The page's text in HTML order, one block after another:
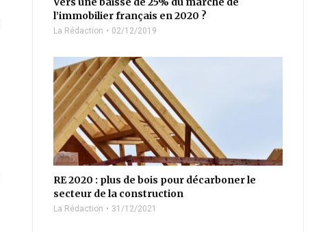
l’immobilier français en 2020 ?
La Rédaction 02/12/2019
RE 2020 : plus de bois pour décarboner le
secteur de la construction
La Rédaction 31/12/2021